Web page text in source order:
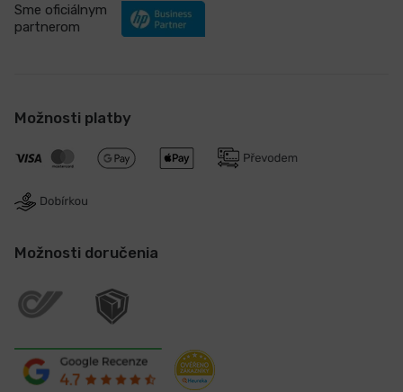
Sme oficiálnym
partnerom
Možnosti platby
Možnosti doručenia